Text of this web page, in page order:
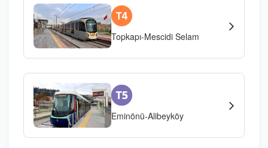
Topkapı-Mescidi Selam
Eminönü-Alibeyköy